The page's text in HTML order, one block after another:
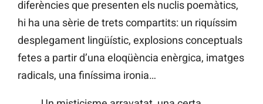
diferències que presenten els nuclis poemàtics,
hi ha una sèrie de trets compartits: un riquíssim
desplegament lingüístic, explosions conceptuals
fetes a partir d’una eloqüència enèrgica, imatges
radicals, una finíssima ironia…